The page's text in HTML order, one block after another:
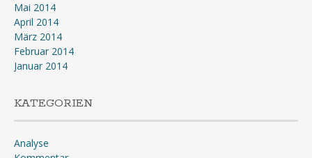
Mai 2014
April 2014
März 2014
Februar 2014
Januar 2014
KATEGORIEN
Analyse